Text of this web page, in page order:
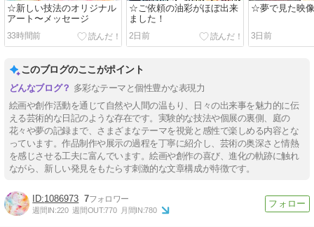
☆新しい技法のオリジナル
アート〜メッセージ
33時間前
☆ご依頼の油彩がほぼ出来
ました！
2日前
☆夢で見た映
3日前
このブログのここがポイント
多彩なテーマと個性豊かな表現力
絵画や創作活動を通じて自然や人間の温もり、日々の出来事を魅力的に伝
える芸術的な日記のような存在です。実験的な技法や個展の裏側、庭の
花々や夢の記録まで、さまざまなテーマを視覚と感性で楽しめる内容とな
っています。作品制作や展示の過程を丁寧に紹介し、芸術の奥深さと情熱
を感じさせる工夫に富んでいます。絵画や創作の喜び、進化の軌跡に触れ
ながら、新しい発見をもたらす刺激的な文章構成が特徴です。
1086973 7
週間IN:220 週間OUT:770 月間IN:780